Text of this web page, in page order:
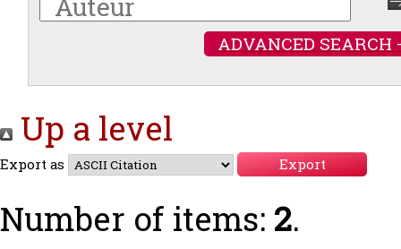
ADVANCED SEARCH
Up a level
Export as
Number of items: 2.